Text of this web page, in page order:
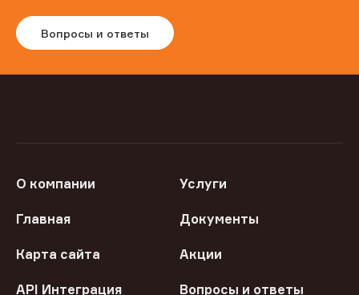
Вопросы и ответы
О компании Услуги
Главная Документы
Карта сайта Акции
API Интеграция Вопросы и ответы